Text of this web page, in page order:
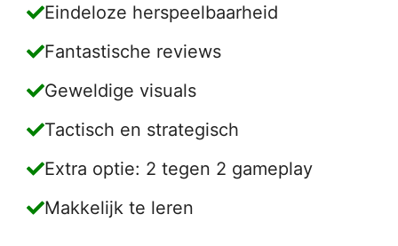
Eindeloze herspeelbaarheid
Fantastische reviews
Geweldige visuals
Tactisch en strategisch
Extra optie: 2 tegen 2 gameplay
Makkelijk te leren